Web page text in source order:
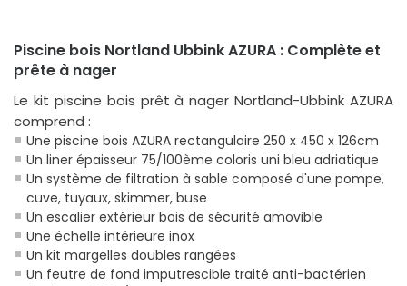
Piscine bois Nortland Ubbink AZURA : Complète et
prête à nager
Le kit piscine bois prêt à nager Nortland-Ubbink AZURA
comprend :
Une piscine bois AZURA rectangulaire 250 x 450 x 126cm
Un liner épaisseur 75/100ème coloris uni bleu adriatique
Un système de filtration à sable composé d'une pompe,
cuve, tuyaux, skimmer, buse
Un escalier extérieur bois de sécurité amovible
Une échelle intérieure inox
Un kit margelles doubles rangées
Un feutre de fond imputrescible traité anti-bactérien